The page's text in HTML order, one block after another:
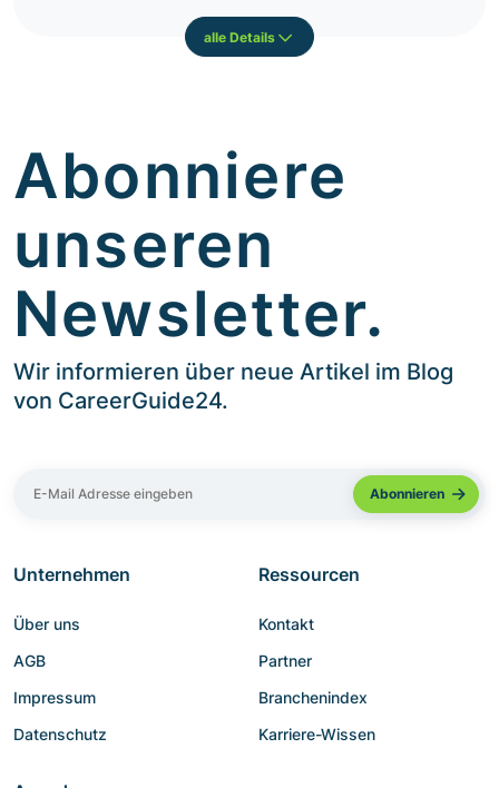
alle Details
Abonniere
unseren
Newsletter.
Wir informieren über neue Artikel im Blog
von CareerGuide24.
Unternehmen
Über uns
AGB
Impressum
Datenschutz
Ressourcen
Kontakt
Partner
Branchenindex
Karriere-Wissen